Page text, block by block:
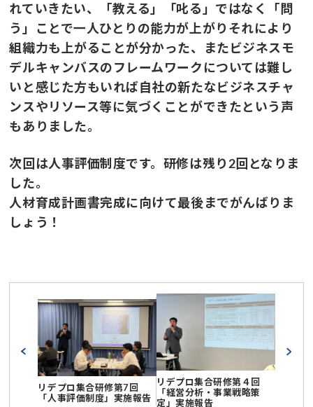
れていきたい、「教える」「叱る」ではなく「問
う」ことで一人ひとりの能力が上がりそれにより
組織力も上がることが分かった、またビジネスモ
デルキャンバスのフレームワークについては難し
いと感じた方もいれば自社の新たなビジネスチャ
ンスやリソース等に気づくことができたという声
もありました。
次回は人事評価制度です。研修は残り2回となりま
した。
人材育成計画書完成に向けて最後までがんばりま
しょう！
リデプロ集合研修第7回
「人事評価制度」実施報告
リデプロ集合研修第４回
「経営分析・事業戦略策
定」実施報告